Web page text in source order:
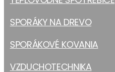
SPORÁKY NA DREVO
SPORÁKOVÉ KOVANIA
VZDUCHOTECHNIKA